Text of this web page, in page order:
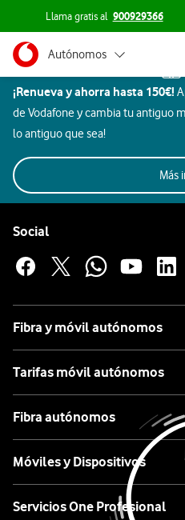
Llama gratis al 900929366
Ir a la pagina principal de
Menu navegación Segmento
Autónomos
Pymes
Grandes empresas
Particulares
Inicio
Dispositivos
Hogar
inteligente
GHD
TodosRebajasMóvilesBeauty
Aires
Hogar
inteligente
GHD
Apple
Samsung
Xiaomi
OPPO
¡Renueva y ahorra hasta 150€!
de Vodafone y cambia tu antiguo
lo antiguo que sea!
Más
Social
Fibra y móvil autónomos
Tarifas móvil autónomos
Fibra autónomos
Móviles y Dispositivos
Servicios One Profesional